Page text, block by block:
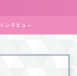
ンタビュー